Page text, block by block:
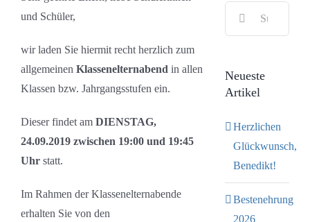
Bild
und Schüler,
wir laden Sie hiermit recht herzlich zum
allgemeinen Klassenelternabend in allen
Klassen bzw. Jahrgangsstufen ein.
Dieser findet am DIENSTAG,
24.09.2019 zwischen 19:00 und 19:45
Uhr statt.
Im Rahmen der Klassenelternabende
erhalten Sie von den
Neueste
Artikel
Herzlichen
Glückwunsch,
Benedikt!
Bestenehrung
2026